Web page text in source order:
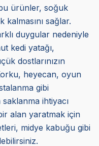
ürünler, soğuk
sağlar.
duygular nedeniyle
kedi yatağı,
dostlarınızın
heyecan, oyun
gibi
ihtiyacı
alan yaratmak için
midye kabuğu gibi